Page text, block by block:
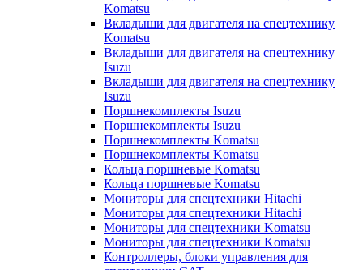
Komatsu
Вкладыши для двигателя на спецтехнику
Komatsu
Вкладыши для двигателя на спецтехнику
Isuzu
Вкладыши для двигателя на спецтехнику
Isuzu
Поршнекомплекты Isuzu
Поршнекомплекты Isuzu
Поршнекомплекты Komatsu
Поршнекомплекты Komatsu
Кольца поршневые Komatsu
Кольца поршневые Komatsu
Мониторы для спецтехники Hitachi
Мониторы для спецтехники Hitachi
Мониторы для спецтехники Komatsu
Мониторы для спецтехники Komatsu
Контроллеры, блоки управления для